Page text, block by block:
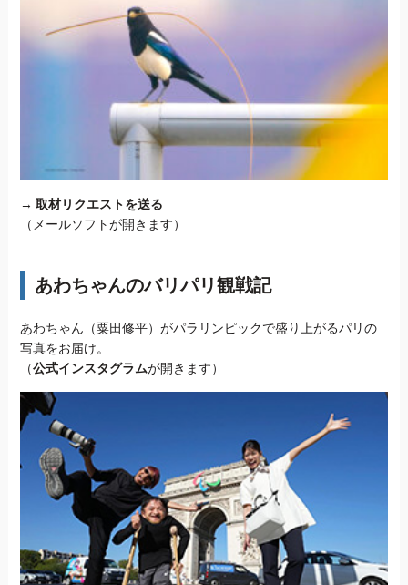
→ 取材リクエストを送る
（メールソフトが開きます）
あわちゃんのバリパリ観戦記
あわちゃん（粟田修平）がパラリンピックで盛り上がるパリの
写真をお届け。
（公式インスタグラムが開きます）